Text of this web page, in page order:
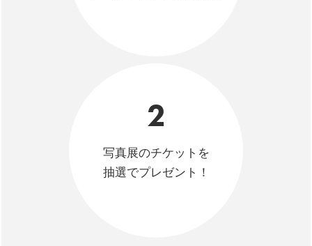
2
写真展のチケットを
抽選でプレゼント！